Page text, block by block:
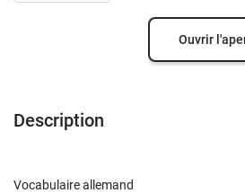
Ouvrir
Description
Vocabulaire allemand